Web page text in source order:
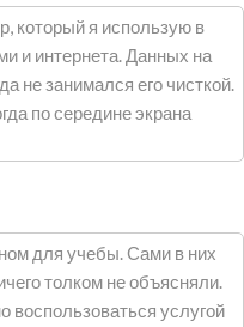
который я использую в
и интернета. Данных на
не занимался его чисткой.
по середине экрана
для учебы. Сами в них
толком не объясняли.
воспользоваться услугой